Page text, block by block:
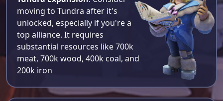
moving to Tundra after it's
unlocked, especially if you're a
top alliance. It requires
substantial resources like 700k
meat, 700k wood, 400k coal, and
200k iron​